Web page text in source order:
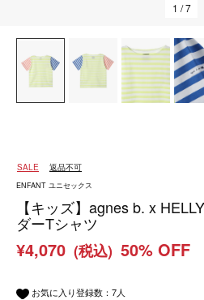
1 / 7
SALE 返品不可
ENFANT ユニセックス
【キッズ】agnes b. x
ダーTシャツ
¥4,070 (税込) 50% OFF
お気に入り登録数： 7人